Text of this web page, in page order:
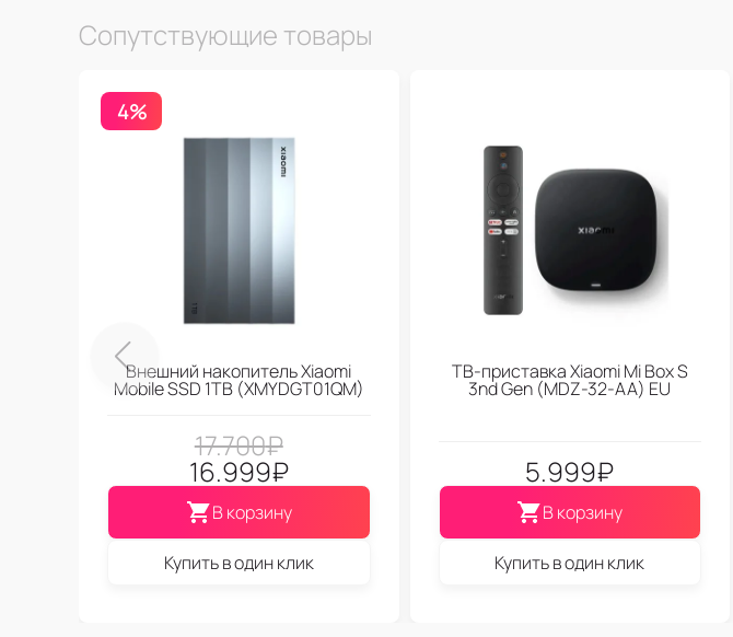
Сопутствующие товары
4%
Внешний накопитель Xiaomi
Mobile SSD 1TB (XMYDGT01QM)
17.700₽
16.999₽
В корзину
Купить в один клик
ТВ-приставка Xiaomi Mi Box S
3nd Gen (МDZ-32-АА) EU
5.999₽
В корзину
Купить в один клик